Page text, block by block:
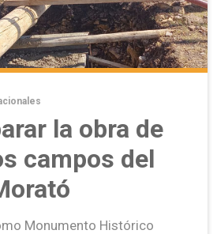
la obra de
campos del
Monumento Histórico